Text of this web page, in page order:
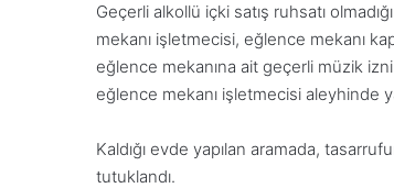
Geçerli alkollü içki satış ruhsatı
mekanı işletmecisi, eğlence mekanı
eğlence mekanına ait geçerli müzik
eğlence mekanı işletmecisi aleyhinde
Kaldığı evde yapılan aramada,
tutuklandı.